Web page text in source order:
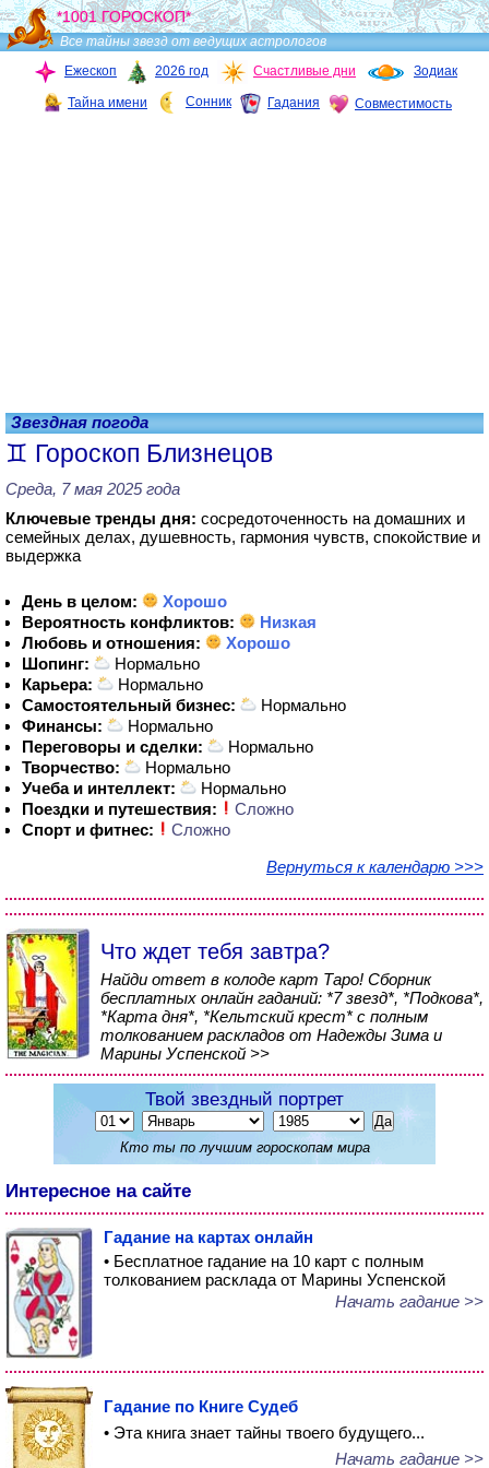
*1001 ГОРОСКОП*
Все тайны звезд от ведущих астрологов
Ежескоп
2026 год Счастливые дни Зодиак
Тайна имени Сонник Гадания Совместимость
Звездная погода
Гороскоп Близнецов
Среда, 7 мая 2025 года
Ключевые тренды дня: сосредоточенность на домашних и
семейных делах, душевность, гармония чувств, спокойствие и
выдержка
День в целом:
Хорошо
Вероятность конфликтов:
Низкая
Любовь и отношения:
Хорошо
Шопинг:
Нормально
Карьера:
Нормально
Самостоятельный бизнес:
Нормально
Финансы:
Нормально
Переговоры и сделки:
Нормально
Творчество:
Нормально
Учеба и интеллект:
Нормально
Поездки и путешествия:
Сложно
Спорт и фитнес:
Сложно
Вернуться к календарю >>>
Что ждет тебя завтра?
Найди ответ в колоде карт Таро! Сборник
бесплатных онлайн гаданий: *7 звезд*, *Подкова*,
*Карта дня*, *Кельтский крест* с полным
толкованием раскладов от Надежды Зима и
Марины Успенской >>
Твой звездный портрет
Кто ты по лучшим гороскопам мира
Интересное на сайте
Гадание на картах онлайн
• Бесплатное гадание на 10 карт с полным
толкованием расклада от Марины Успенской
Начать гадание >>
Гадание по Книге Судеб
• Эта книга знает тайны твоего будущего...
Начать гадание >>